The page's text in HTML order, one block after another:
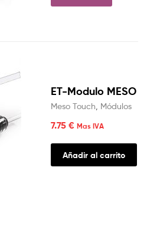
ET-Modulo MESO
Meso Touch Módulos
7.75 € Mas IVA
Añadir al carrito